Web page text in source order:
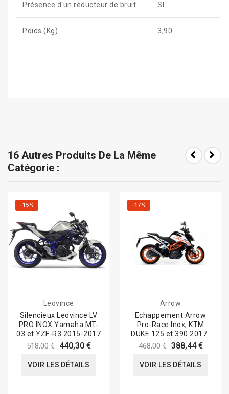
Présence d'un réducteur de bruit SI
Poids (Kg) 3,90
16 Autres Produits De La Même
Catégorie :
-15%
Leovince
Silencieux Leovince LV
PRO INOX Yamaha MT-
03 et YZF-R3 2015-2017
518,00 € 440,30 €
VOIR LES DÉTAILS
-17%
Arrow
Echappement Arrow
Pro-Race Inox, KTM
DUKE 125 et 390 2017-
20
468,00 € 388,44 €
VOIR LES DÉTAILS